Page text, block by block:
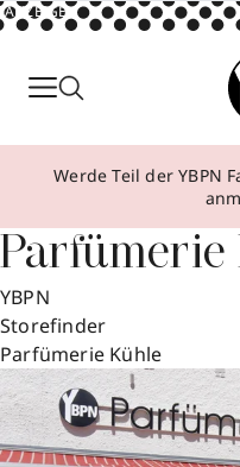
ANZEIGE
Parfum
Make-up
Inspiration
Über YBPN
Aktionen
Storefinder
Werde Teil der YBPN
Parfümerie
YBPN
Storefinder
Parfümerie Kühle